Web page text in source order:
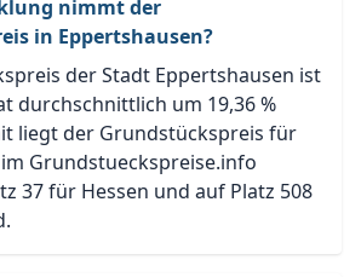
nimmt der
in Eppertshausen?
der Stadt Eppertshausen ist
durchschnittlich um 19,36 %
liegt der Grundstückspreis für
Grundstueckspreise.info
37 für Hessen und auf Platz 508